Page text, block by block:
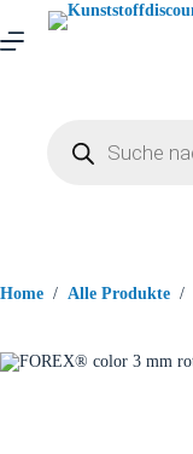
Home / Alle Produkte /